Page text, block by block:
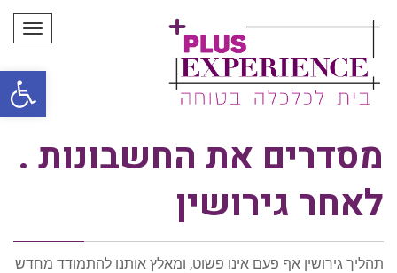
פתח
מסדרים את החשבונות .
לאחר גירושין
תהליך גירושין אף פעם אינו פשוט, ומאלץ אותנו להתמודד מחדש